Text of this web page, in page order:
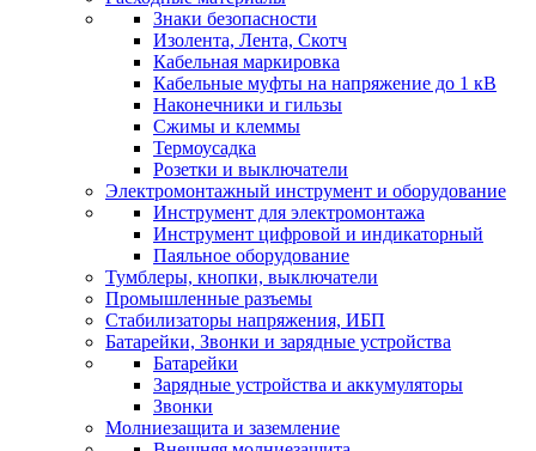
Знаки безопасности
Изолента, Лента, Скотч
Кабельная маркировка
Кабельные муфты на напряжение до 1 кВ
Наконечники и гильзы
Сжимы и клеммы
Термоусадка
Розетки и выключатели
Электромонтажный инструмент и оборудование
Инструмент для электромонтажа
Инструмент цифровой и индикаторный
Паяльное оборудование
Тумблеры, кнопки, выключатели
Промышленные разъемы
Стабилизаторы напряжения, ИБП
Батарейки, Звонки и зарядные устройства
Батарейки
Зарядные устройства и аккумуляторы
Звонки
Молниезащита и заземление